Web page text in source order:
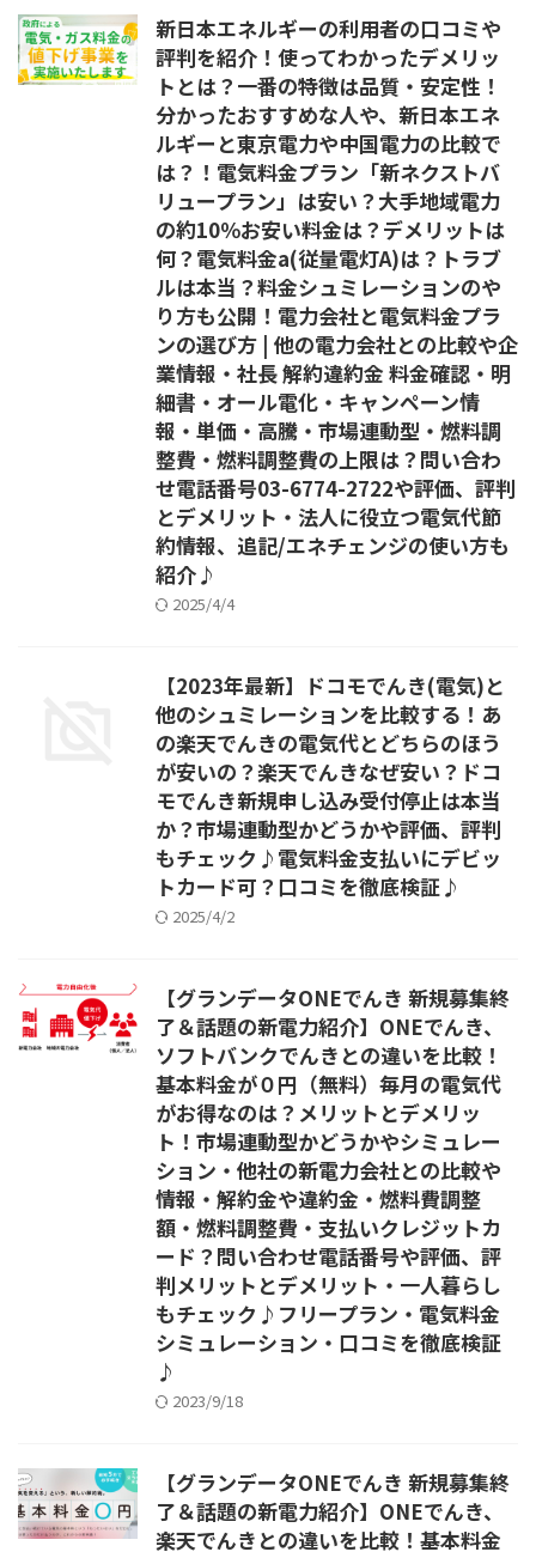
新日本エネルギーの利用者の口コミや
評判を紹介！使ってわかったデメリッ
トとは？一番の特徴は品質・安定性！
分かったおすすめな人や、新日本エネ
ルギーと東京電力や中国電力の比較で
は？！電気料金プラン「新ネクストバ
リュープラン」は安い？大手地域電力
の約10％お安い料金は？デメリットは
何？電気料金a(従量電灯A)は？トラブ
ルは本当？料金シュミレーションのや
り方も公開！電力会社と電気料金プラ
ンの選び方 | 他の電力会社との比較や企
業情報・社長 解約違約金 料金確認・明
細書・オール電化・キャンペーン情
報・単価・高騰・市場連動型・燃料調
整費・燃料調整費の上限は？問い合わ
せ電話番号03-6774-2722や評価、評判
とデメリット・法人に役立つ電気代節
約情報、追記/エネチェンジの使い方も
紹介♪
2025/4/4
【2023年最新】ドコモでんき(電気)と
他のシュミレーションを比較する！あ
の楽天でんきの電気代とどちらのほう
が安いの？楽天でんきなぜ安い？ドコ
モでんき新規申し込み受付停止は本当
か？市場連動型かどうかや評価、評判
もチェック♪電気料金支払いにデビッ
トカード可？口コミを徹底検証♪
2025/4/2
【グランデータONEでんき 新規募集終
了＆話題の新電力紹介】ONEでんき、
ソフトバンクでんきとの違いを比較！
基本料金が０円（無料）毎月の電気代
がお得なのは？メリットとデメリッ
ト！市場連動型かどうかやシミュレー
ション・他社の新電力会社との比較や
情報・解約金や違約金・燃料費調整
額・燃料調整費・支払いクレジットカ
ード？問い合わせ電話番号や評価、評
判メリットとデメリット・一人暮らし
もチェック♪フリープラン・電気料金
シミュレーション・口コミを徹底検証
♪
2023/9/18
【グランデータONEでんき 新規募集終
了＆話題の新電力紹介】ONEでんき、
楽天でんきとの違いを比較！基本料金